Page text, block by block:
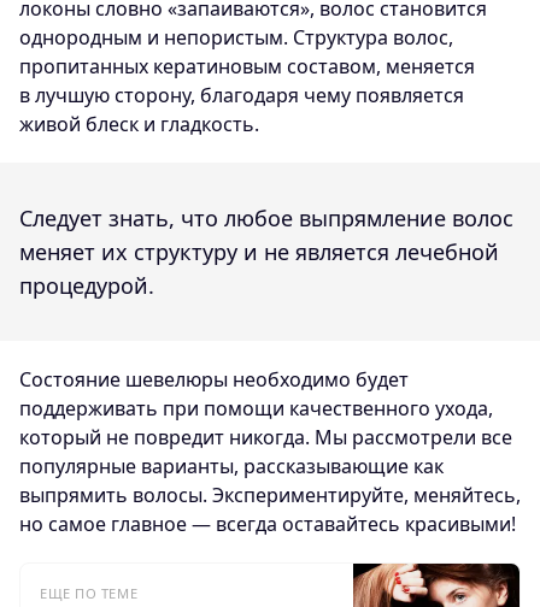
локоны словно «запаиваются», волос становится
однородным и непористым. Структура волос,
пропитанных кератиновым составом, меняется
в лучшую сторону, благодаря чему появляется
живой блеск и гладкость.
Следует знать, что любое выпрямление волос
меняет их структуру и не является лечебной
процедурой.
Состояние шевелюры необходимо будет
поддерживать при помощи качественного ухода,
который не повредит никогда. Мы рассмотрели все
популярные варианты, рассказывающие как
выпрямить волосы. Экспериментируйте, меняйтесь,
но самое главное — всегда оставайтесь красивыми!
ЕЩЕ ПО ТЕМЕ